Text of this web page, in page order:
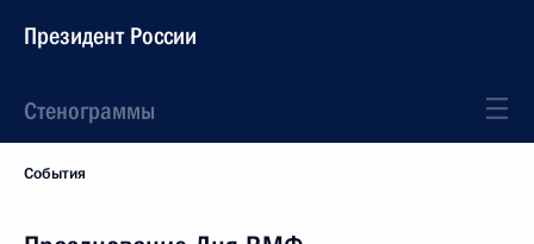
Президент России
Стенограммы
События